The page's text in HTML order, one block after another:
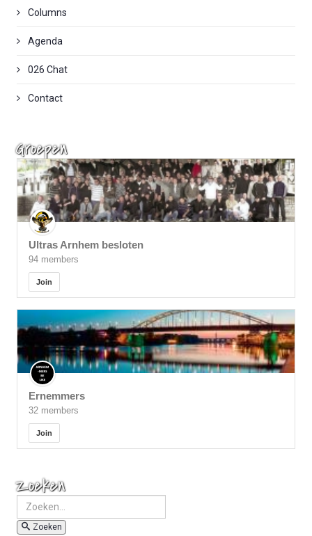
Columns
Agenda
026 Chat
Contact
Groepen
Ultras Arnhem besloten
94 members
Join
Ernemmers
32 members
Join
Zoeken
Zoeken